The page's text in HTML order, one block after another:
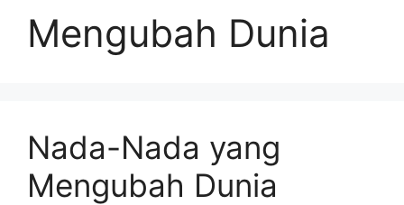
Mengubah Dunia
Nada-Nada yang
Mengubah Dunia